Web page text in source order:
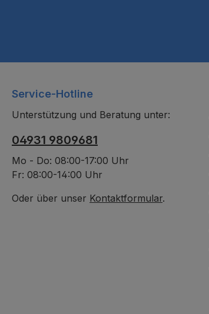
Service-Hotline
Unterstützung und Beratung unter:
04931 9809681
Mo - Do: 08:00-17:00 Uhr
Fr: 08:00-14:00 Uhr
Oder über unser Kontaktformular.